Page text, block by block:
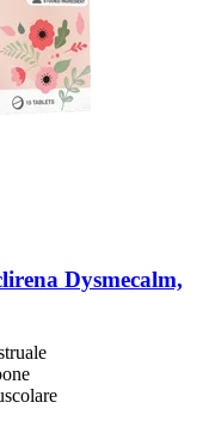
Dysmecalm,